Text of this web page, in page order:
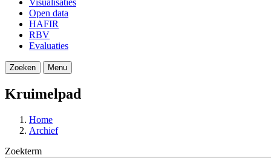
Open data
HAFIR
RBV
Evaluaties
Zoeken Menu
Kruimelpad
Home
Archief
Zoekterm